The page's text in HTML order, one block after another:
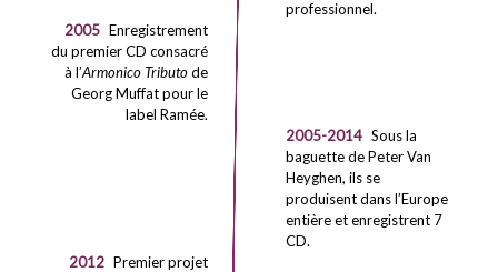
professionnel.
2005 Enregistrement
du premier CD consacré
à l’Armonico Tributode
Georg Muffat pour le
label Ramée.
2005-2014 Sous la
baguette de Peter Van
Heyghen, ils se
produisent dans l’Europe
entière et enregistrent 7
CD.
2012 Premier projet